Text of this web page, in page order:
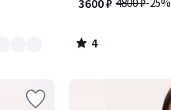
3600 ₽
4
/